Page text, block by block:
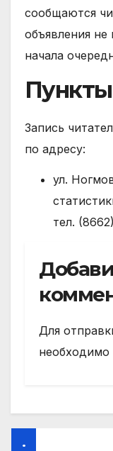
сообщаются
объявления
начала
Запись
по адресу:
ул.
тел.
Для
необходимо
.